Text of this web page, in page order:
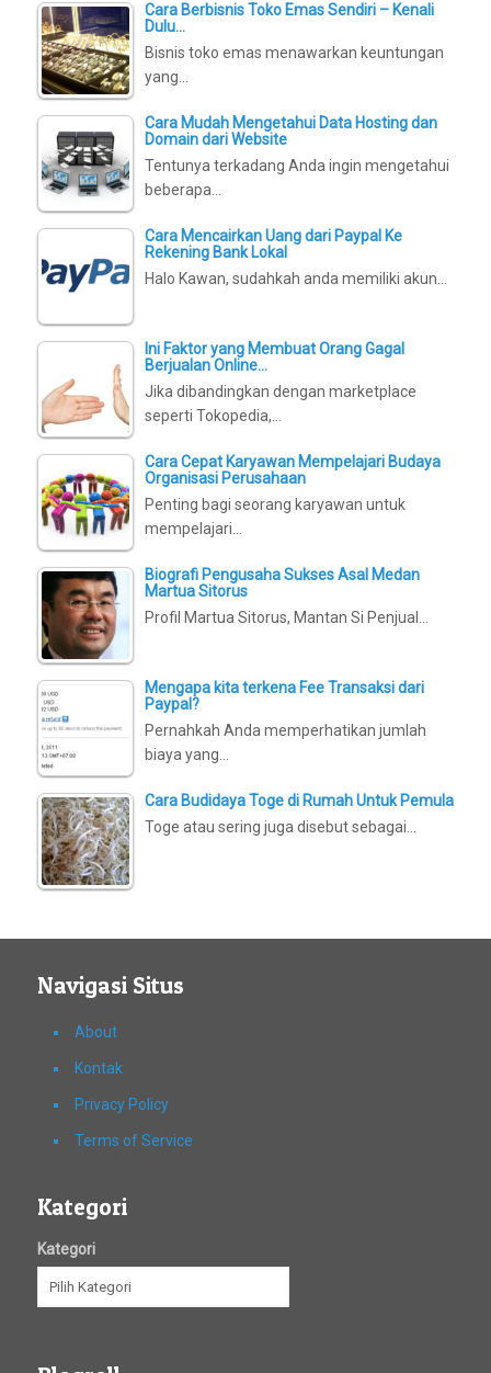
Cara Berbisnis Toko Emas Sendiri – Kenali
Dulu…
Bisnis toko emas menawarkan keuntungan
yang…
Cara Mudah Mengetahui Data Hosting dan
Domain dari Website
Tentunya terkadang Anda ingin mengetahui
beberapa…
Cara Mencairkan Uang dari Paypal Ke
Rekening Bank Lokal
Halo Kawan, sudahkah anda memiliki akun…
Ini Faktor yang Membuat Orang Gagal
Berjualan Online…
Jika dibandingkan dengan marketplace
seperti Tokopedia,…
Cara Cepat Karyawan Mempelajari Budaya
Organisasi Perusahaan
Penting bagi seorang karyawan untuk
mempelajari…
Biografi Pengusaha Sukses Asal Medan
Martua Sitorus
Profil Martua Sitorus, Mantan Si Penjual…
Mengapa kita terkena Fee Transaksi dari
Paypal?
Pernahkah Anda memperhatikan jumlah
biaya yang…
Cara Budidaya Toge di Rumah Untuk Pemula
Toge atau sering juga disebut sebagai…
Navigasi Situs
About
Kontak
Privacy Policy
Terms of Service
Kategori
Kategori